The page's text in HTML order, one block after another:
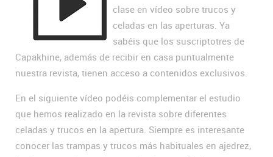
clase en vídeo sobre trucos y
celadas en las aperturas. Ya
sabéis que los suscriptotres de
Capakhine, además de recibir en casa puntualmente
nuestra revista, tienen acceso a contenidos exclusivos.
En el siguiente vídeo podéis complementar el estudio
que hemos realizado en la revista sobre diferentes
celadas y trucos en la apertura. Siempre es interesante
conocer las trampas y trucos más habituales en ajedrez,